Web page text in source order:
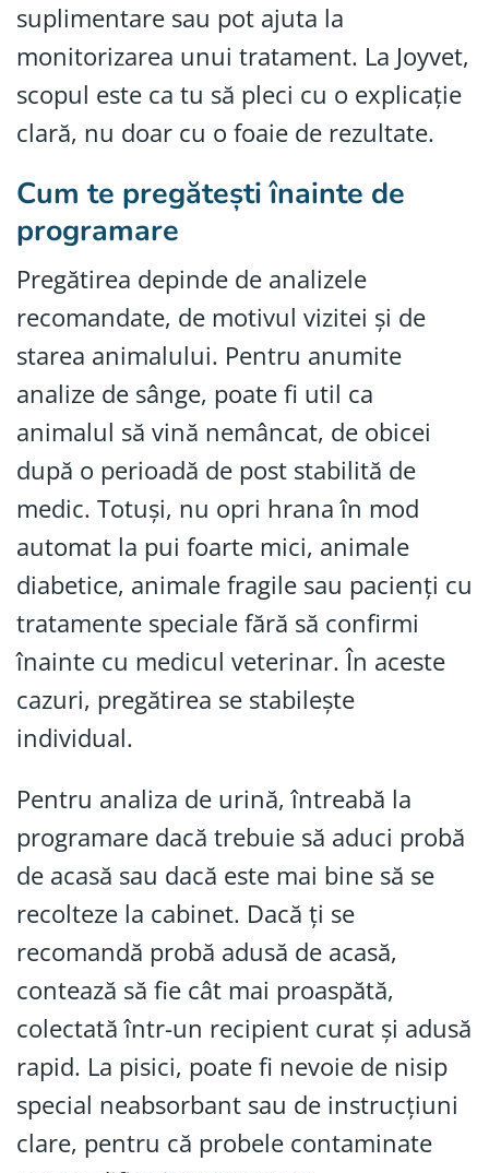
suplimentare sau pot ajuta la
monitorizarea unui tratament. La Joyvet,
scopul este ca tu să pleci cu o explicație
clară, nu doar cu o foaie de rezultate.
Cum te pregătești înainte de
programare
Pregătirea depinde de analizele
recomandate, de motivul vizitei și de
starea animalului. Pentru anumite
analize de sânge, poate fi util ca
animalul să vină nemâncat, de obicei
după o perioadă de post stabilită de
medic. Totuși, nu opri hrana în mod
automat la pui foarte mici, animale
diabetice, animale fragile sau pacienți cu
tratamente speciale fără să confirmi
înainte cu medicul veterinar. În aceste
cazuri, pregătirea se stabilește
individual.
Pentru analiza de urină, întreabă la
programare dacă trebuie să aduci probă
de acasă sau dacă este mai bine să se
recolteze la cabinet. Dacă ți se
recomandă probă adusă de acasă,
contează să fie cât mai proaspătă,
colectată într-un recipient curat și adusă
rapid. La pisici, poate fi nevoie de nisip
special neabsorbant sau de instrucțiuni
clare, pentru că probele contaminate